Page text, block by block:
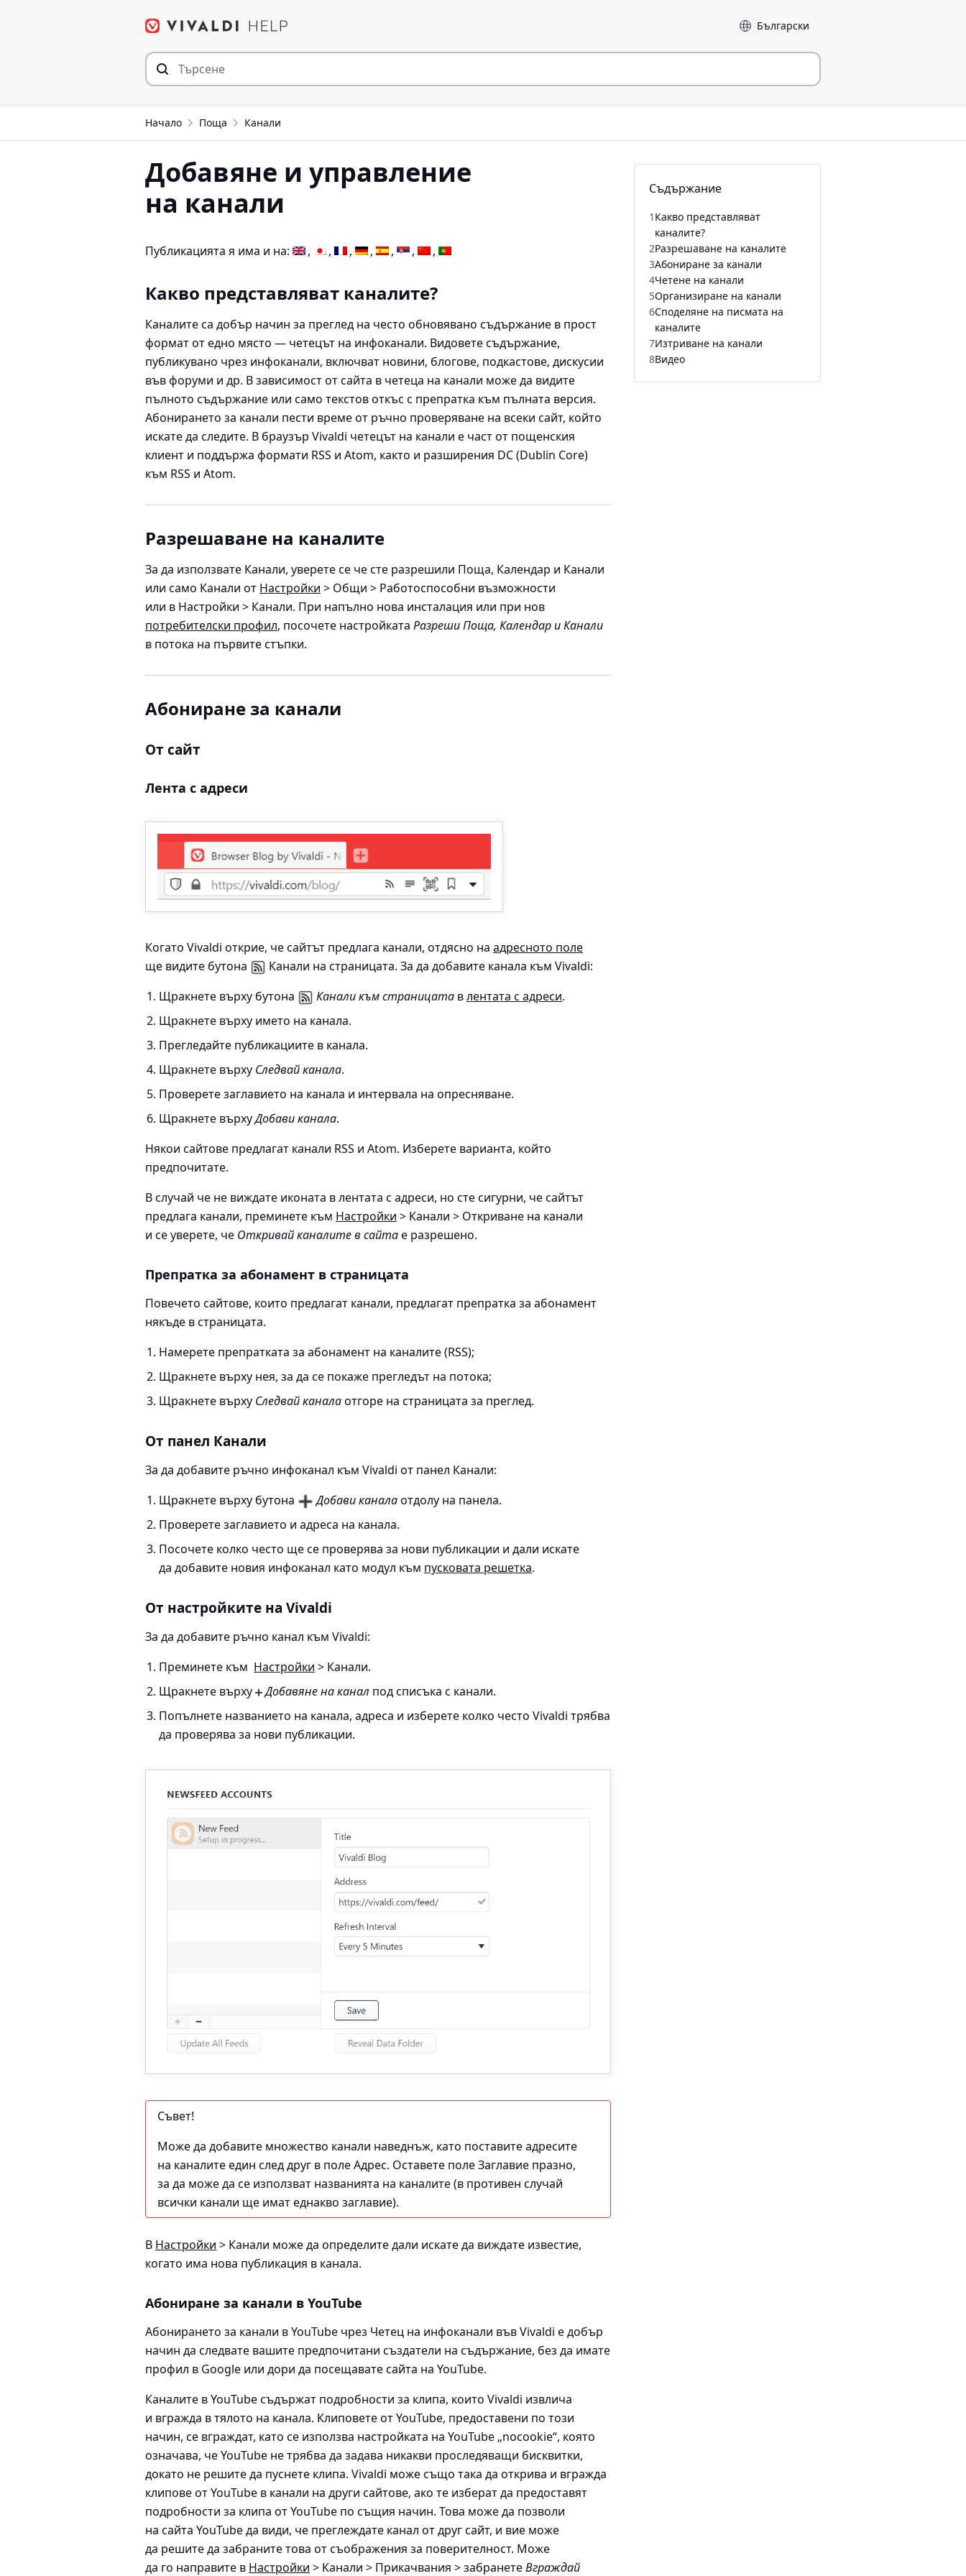
Език
Начало Поща Канали
Добавяне и управление
на канали
Публикацията я има и на:
Какво представляват каналите?
Каналите са добър начин за преглед на често обновявано съдържание в прост
формат от едно място — четецът на инфоканали. Видовете съдържание,
публикувано чрез инфоканали, включват новини, блогове, подкастове, дискусии
във форуми и др. В зависимост от сайта в четеца на канали може да видите
пълното съдържание или само текстов откъс с препратка към пълната версия.
Абонирането за канали пести време от ръчно проверяване на всеки сайт, който
искате да следите. В браузър Vivaldi четецът на канали е част от пощенския
клиент и поддържа формати RSS и Atom, както и разширения DC (Dublin Core)
към RSS и Atom.
Разрешаване на каналите
За да използвате Канали, уверете се че сте разрешили Поща, Календар и Канали
или само Канали от Настройки > Общи > Работоспособни възможности
или в Настройки > Канали. При напълно нова инсталация или при нов
потребителски профил, посочете настройката Разреши Поща, Календар и Канали
в потока на първите стъпки.
Абониране за канали
От сайт
Лента с адреси
Когато Vivaldi открие, че сайтът предлага канали, отдясно на адресното поле
ще видите бутона
Канали на страницата. За да добавите канала към Vivaldi:
Щракнете върху бутона
Канали към страницата влентата с адреси.
Щракнете върху името на канала.
Прегледайте публикациите в канала.
Щракнете върху Следвай канала.
Проверете заглавието на канала и интервала на опресняване.
Щракнете върхуДобави канала.
Някои сайтове предлагат канали RSS и Atom. Изберете варианта, който
предпочитате.
В случай че не виждате иконата в лентата с адреси, но сте сигурни, че сайтът
предлага канали, преминете към Настройки > Канали > Откриване на канали
и се уверете, че Откривай каналите в сайтае разрешено.
Препратка за абонамент в страницата
Повечето сайтове, които предлагат канали, предлагат препратка за абонамент
някъде в страницата.
Намерете препратката за абонамент на каналите (RSS);
Щракнете върху нея, за да се покаже прегледът на потока;
Щракнете върху Следвай каналаотгоре на страницата за преглед.
От панел Канали
За да добавите ръчно инфоканал към Vivaldi от панел Канали:
Щракнете върху бутона
Добави каналаотдолу на панела.
Проверете заглавието и адреса на канала.
Посочете колко често ще се проверява за нови публикации и дали искате
да добавите новия инфоканал като модул към пусковата решетка.
От настройките на Vivaldi
За да добавите ръчно канал към Vivaldi:
Преминете към Настройки > Канали.
Щракнете върху
Добавяне на канал под списъка с канали.
Попълнете названието на канала, адреса и изберете колко често Vivaldi трябва
да проверява за нови публикации.
Съвет!
Може да добавите множество канали наведнъж, като поставите адресите
на каналите един след друг в поле Адрес. Оставете поле Заглавие празно,
за да може да се използват названията на каналите (в противен случай
всички канали ще имат еднакво заглавие).
В Настройки > Канали може да определите дали искате да виждате известие,
когато има нова публикация в канала.
Абониране за канали в YouTube
Абонирането за канали в YouTube чрез Четец на инфоканали във Vivaldi е добър
начин да следвате вашите предпочитани създатели на съдържание, без да имате
профил в Google или дори да посещавате сайта на YouTube.
Каналите в YouTube съдържат подробности за клипа, които Vivaldi извлича
и вгражда в тялото на канала. Клиповете от YouTube, предоставени по този
начин, се вграждат, като се използва настройката на YouTube „nocookie“, която
означава, че YouTube не трябва да задава никакви проследяващи бисквитки,
докато не решите да пуснете клипа. Vivaldi може също така да открива и вгражда
клипове от YouTube в канали на други сайтове, ако те изберат да предоставят
подробности за клипа от YouTube по същия начин. Това може да позволи
на сайта YouTube да види, че преглеждате канал от друг сайт, и вие може
да решите да забраните това от съображения за поверителност. Може
да го направите в Настройки > Канали > Прикачвания > забранетеВграждай
Съдържание
1 Какво представляват
каналите?
2Разрешаване на каналите
3Абониране за канали
4Четене на канали
5Организиране на канали
6Споделяне на писмата на
каналите
7Изтриване на канали
8Видео